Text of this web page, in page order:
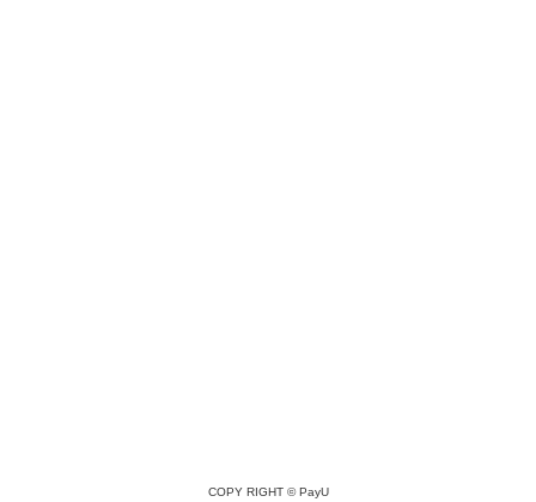
COPY RIGHT ©PayU